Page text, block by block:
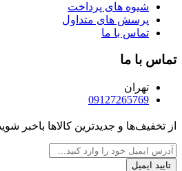
شیوه های پرداخت
پرسش های متداول
تماس با ما
تماس با ما
تهران
09127265769
از تخفیف‌ها و جدیدترین‌ کالاها باخبر
تایید ایمیل